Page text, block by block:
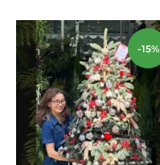
DANH MỤC SẢN PHẨM
Giá Sỉ Đại Lý
-15%